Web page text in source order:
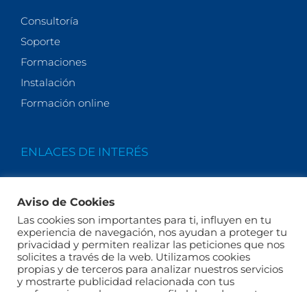
Consultoría
Soporte
Formaciones
Instalación
Formación online
ENLACES DE INTERÉS
Actualidad
Legales
Términos y condiciones
FAQs
Aviso de Cookies
Las cookies son importantes para ti, influyen en tu
experiencia de navegación, nos ayudan a proteger tu
privacidad y permiten realizar las peticiones que nos
solicites a través de la web. Utilizamos cookies
propias y de terceros para analizar nuestros servicios
y mostrarte publicidad relacionada con tus